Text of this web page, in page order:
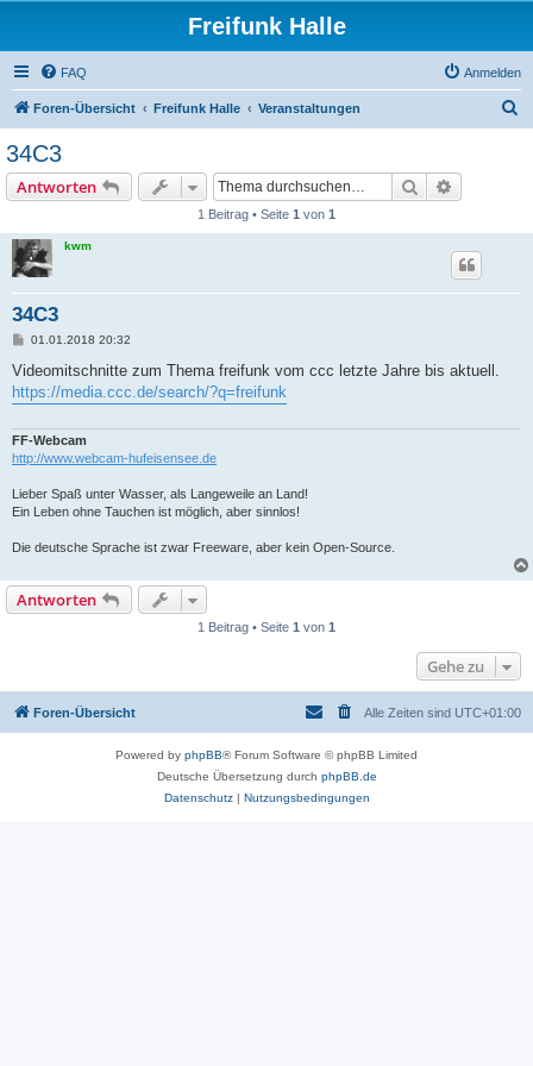
Freifunk Halle
FAQ Anmelden
Foren-Übersicht Freifunk Halle Veranstaltungen
34C3
Antworten Suche
1 Beitrag • Seite 1 von 1
kwm
34C3
B
i
r
01.01.2018 20:32
Videomitschnitte zum Thema freifunk vom ccc letzte Jahre bis aktuell.
https://media.ccc.de/search/?q=freifunk
FF-Webcam
http://www.webcam-hufeisensee.de
Lieber Spaß unter Wasser, als Langeweile an Land!
Ein Leben ohne Tauchen ist möglich, aber sinnlos!
Die deutsche Sprache ist zwar Freeware, aber kein Open-Source.
Antworten
1 Beitrag • Seite 1 von 1
Gehe zu
Foren-Übersicht Alle Zeiten sind UTC+01:00
Powered by phpBB® Forum Software © phpBB Limited
Deutsche Übersetzung durch phpBB.de
Datenschutz| Nutzungsbedingungen